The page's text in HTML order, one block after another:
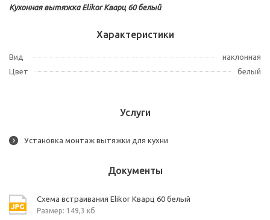
Кухонная вытяжка Elikor Кварц 60 белый
Характеристики
Вид
наклонная
Цвет
белый
Услуги
Установка монтаж вытяжки для кухни
Документы
Схема встраивания Elikor Кварц 60 белый
Размер: 149,3 кб